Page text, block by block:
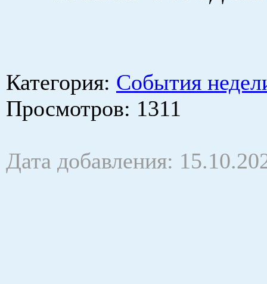
Категория: События
Просмотров: 1311
Дата добавления: